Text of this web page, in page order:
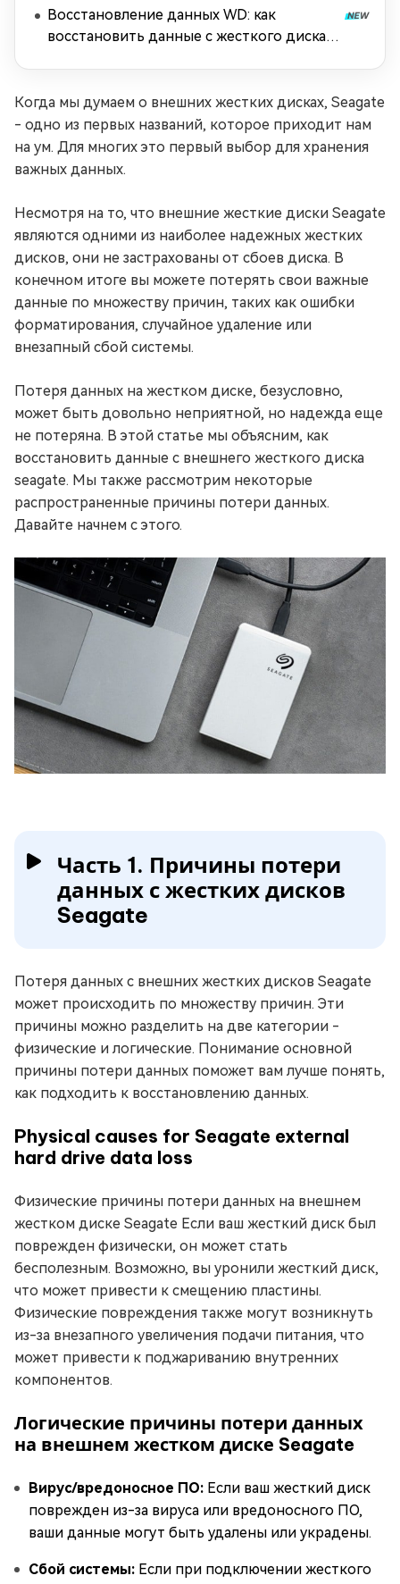
Восстановление данных WD: как
восстановить данные с жесткого диска
Когда мы думаем о внешних жестких дисках, Seagate
- одно из первых названий, которое приходит нам
на ум. Для многих это первый выбор для хранения
важных данных.
Несмотря на то, что внешние жесткие диски Seagate
являются одними из наиболее надежных жестких
дисков, они не застрахованы от сбоев диска. В
конечном итоге вы можете потерять свои важные
данные по множеству причин, таких как ошибки
форматирования, случайное удаление или
внезапный сбой системы.
Потеря данных на жестком диске, безусловно,
может быть довольно неприятной, но надежда еще
не потеряна. В этой статье мы объясним, как
восстановить данные с внешнего жесткого диска
seagate. Мы также рассмотрим некоторые
распространенные причины потери данных.
Давайте начнем с этого.
Часть 1. Причины потери
данных с жестких дисков
Seagate
Потеря данных с внешних жестких дисков Seagate
может происходить по множеству причин. Эти
причины можно разделить на две категории -
физические и логические. Понимание основной
причины потери данных поможет вам лучше понять,
как подходить к восстановлению данных.
Physical causes for Seagate external
hard drive data loss
Физические причины потери данных на внешнем
жестком диске Seagate Если ваш жесткий диск был
поврежден физически, он может стать
бесполезным. Возможно, вы уронили жесткий диск,
что может привести к смещению пластины.
Физические повреждения также могут возникнуть
из-за внезапного увеличения подачи питания, что
может привести к поджариванию внутренних
компонентов.
Логические причины потери данных
на внешнем жестком диске Seagate
Вирус/вредоносное ПО: Если ваш жесткий диск
поврежден из-за вируса или вредоносного ПО,
ваши данные могут быть удалены или украдены.
Сбой системы: Если при подключении жесткого